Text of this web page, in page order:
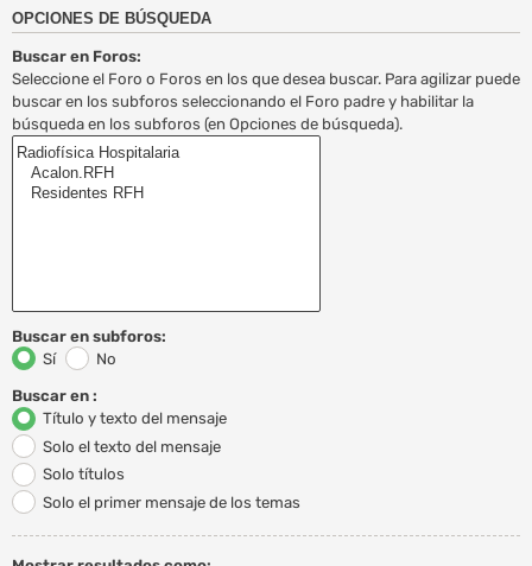
OPCIONES DE BÚSQUEDA
Buscar en Foros:
Seleccione el Foro o Foros en los que desea buscar. Para agilizar puede
buscar en los subforos seleccionando el Foro padre y habilitar la
búsqueda en los subforos (en Opciones de búsqueda).
Buscar en subforos:
Sí
No
Buscar en :
Título y texto del mensaje
Solo el texto del mensaje
Solo títulos
Solo el primer mensaje de los temas